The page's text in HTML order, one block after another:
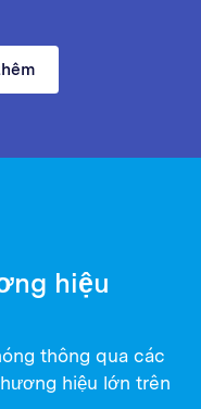
hiệu
thông qua các
hiệu lớn trên